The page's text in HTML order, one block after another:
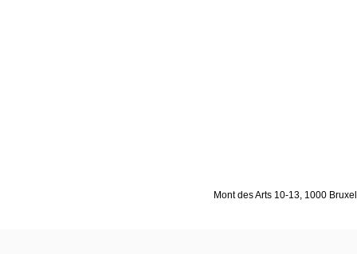
Mont des Arts 10-13, 1000